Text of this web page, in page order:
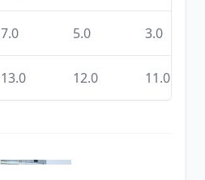
7.0 5.0 3.0
13.0 12.0 11.0